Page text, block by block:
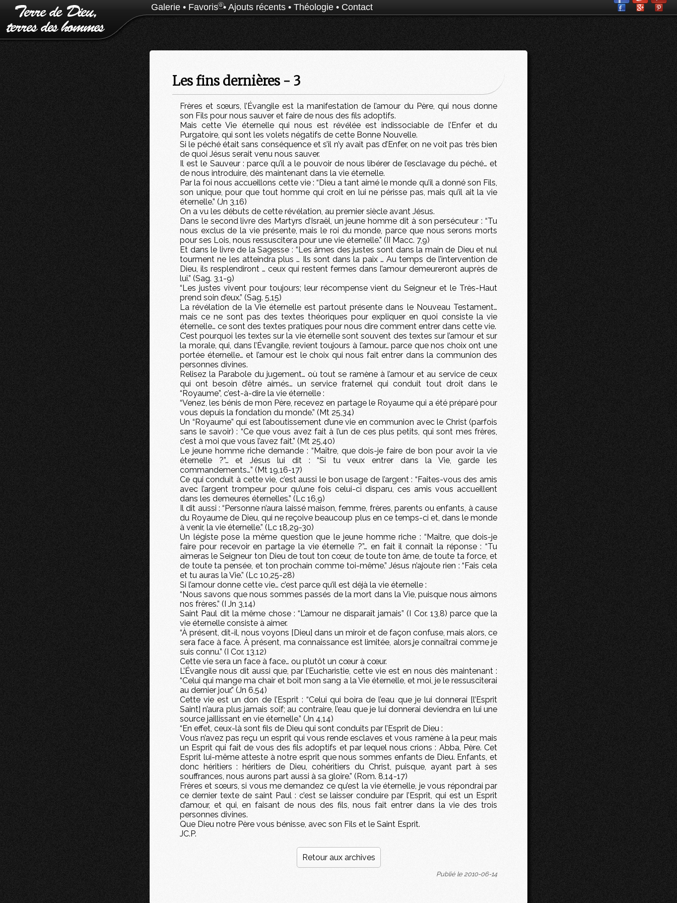
Galerie • Favoris0• Ajouts récents • Théologie • Contact
Les fins dernières - 3
Frères et sœurs, l’Évangile est la manifestation de l’amour du Père, qui nous donne
son Fils pour nous sauver et faire de nous des fils adoptifs.
Mais cette Vie éternelle qui nous est révélée est indissociable de l’Enfer et du
Purgatoire, qui sont les volets négatifs de cette Bonne Nouvelle.
Si le péché était sans conséquence et s’il n’y avait pas d’Enfer, on ne voit pas très bien
de quoi Jésus serait venu nous sauver.
Il est le Sauveur : parce qu’il a le pouvoir de nous libérer de l’esclavage du péché… et
de nous introduire, dès maintenant dans la vie éternelle.
Par la foi nous accueillons cette vie : “Dieu a tant aimé le monde qu’il a donné son Fils,
son unique, pour que tout homme qui croit en lui ne périsse pas, mais qu’il ait la vie
éternelle.” (Jn 3,16)
On a vu les débuts de cette révélation, au premier siècle avant Jésus.
Dans le second livre des Martyrs d’Israël, un jeune homme dit à son persécuteur : “Tu
nous exclus de la vie présente, mais le roi du monde, parce que nous serons morts
pour ses Lois, nous ressuscitera pour une vie éternelle.” (II Macc. 7,9)
Et dans le livre de la Sagesse : “Les âmes des justes sont dans la main de Dieu et nul
tourment ne les atteindra plus … Ils sont dans la paix … Au temps de l’intervention de
Dieu, ils resplendiront … ceux qui restent fermes dans l’amour demeureront auprès de
lui.” (Sag. 3,1-9)
“Les justes vivent pour toujours; leur récompense vient du Seigneur et le Très-Haut
prend soin d’eux.” (Sag. 5,15)
La révélation de la Vie éternelle est partout présente dans le Nouveau Testament…
mais ce ne sont pas des textes théoriques pour expliquer en quoi consiste la vie
éternelle… ce sont des textes pratiques pour nous dire comment entrer dans cette vie.
C’est pourquoi les textes sur la vie éternelle sont souvent des textes sur l’amour et sur
la morale, qui, dans l’Évangile, revient toujours à l’amour… parce que nos choix ont une
portée éternelle… et l’amour est le choix qui nous fait entrer dans la communion des
personnes divines.
Relisez la Parabole du jugement… où tout se ramène à l’amour et au service de ceux
qui ont besoin d’être aimés… un service fraternel qui conduit tout droit dans le
“Royaume”, c’est-à-dire la vie éternelle :
“Venez, les bénis de mon Père, recevez en partage le Royaume qui a été préparé pour
vous depuis la fondation du monde.” (Mt 25,34)
Un “Royaume” qui est l’aboutissement d’une vie en communion avec le Christ (parfois
sans le savoir) : “Ce que vous avez fait à l’un de ces plus petits, qui sont mes frères,
c’est à moi que vous l’avez fait.” (Mt 25,40)
Le jeune homme riche demande : “Maître, que dois-je faire de bon pour avoir la vie
éternelle ?”… et Jésus lui dit : “Si tu veux entrer dans la Vie, garde les
commandements…” (Mt 19,16-17)
Ce qui conduit à cette vie, c’est aussi le bon usage de l’argent : “Faites-vous des amis
avec l’argent trompeur pour qu’une fois celui-ci disparu, ces amis vous accueillent
dans les demeures éternelles.” (Lc 16,9)
Il dit aussi : “Personne n’aura laissé maison, femme, frères, parents ou enfants, à cause
du Royaume de Dieu, qui ne reçoive beaucoup plus en ce temps-ci et, dans le monde
à venir, la vie éternelle.” (Lc 18,29-30)
Un légiste pose la même question que le jeune homme riche : “Maître, que dois-je
faire pour recevoir en partage la vie éternelle ?”… en fait il connaît la réponse : “Tu
aimeras le Seigneur ton Dieu de tout ton cœur, de toute ton âme, de toute ta force, et
de toute ta pensée, et ton prochain comme toi-même.” Jésus n’ajoute rien : “Fais cela
et tu auras la Vie.” (Lc 10,25-28)
Si l’amour donne cette vie… c’est parce qu’il est déjà la vie éternelle :
“Nous savons que nous sommes passés de la mort dans la Vie, puisque nous aimons
nos frères.” (I Jn 3,14)
Saint Paul dit la même chose : “L’amour ne disparaît jamais” (I Cor. 13,8) parce que la
vie éternelle consiste à aimer.
“À présent, dit-il, nous voyons [Dieu] dans un miroir et de façon confuse, mais alors, ce
sera face à face. À présent, ma connaissance est limitée, alors,je connaîtrai comme je
suis connu.” (I Cor. 13,12)
Cette vie sera un face à face… ou plutôt un cœur à cœur.
L’Évangile nous dit aussi que, par l’Eucharistie, cette vie est en nous dès maintenant :
“Celui qui mange ma chair et boit mon sang a la Vie éternelle, et moi, je le ressusciterai
au dernier jour.” (Jn 6,54)
Cette vie est un don de l’Esprit : “Celui qui boira de l’eau que je lui donnerai [l’Esprit
Saint] n’aura plus jamais soif; au contraire, l’eau que je lui donnerai deviendra en lui une
source jaillissant en vie éternelle.” (Jn 4,14)
“En effet, ceux-là sont fils de Dieu qui sont conduits par l’Esprit de Dieu :
Vous n’avez pas reçu un esprit qui vous rende esclaves et vous ramène à la peur, mais
un Esprit qui fait de vous des fils adoptifs et par lequel nous crions : Abba, Père. Cet
Esprit lui-même atteste à notre esprit que nous sommes enfants de Dieu. Enfants, et
donc héritiers : héritiers de Dieu, cohéritiers du Christ, puisque, ayant part à ses
souffrances, nous aurons part aussi à sa gloire.” (Rom. 8,14-17)
Frères et sœurs, si vous me demandez ce qu’est la vie éternelle, je vous répondrai par
ce dernier texte de saint Paul : c’est se laisser conduire par l’Esprit, qui est un Esprit
d’amour, et qui, en faisant de nous des fils, nous fait entrer dans la vie des trois
personnes divines.
Que Dieu notre Père vous bénisse, avec son Fils et le Saint Esprit.
JC.P.
Retour aux archives
Publié le 2010-06-14